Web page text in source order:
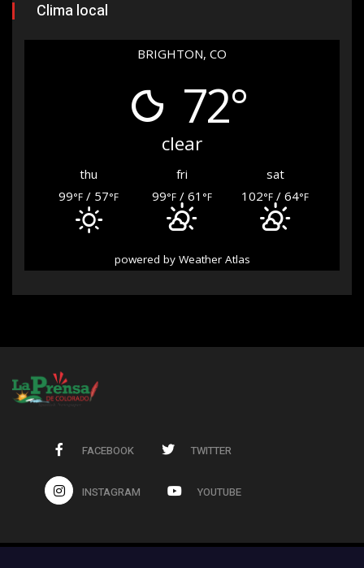
Clima local
BRIGHTON, CO
72°
clear
thu fri
sat
99°F / 57°F 99°F/ 61 °F 102°F / 64°F
powered by Weather Atlas
FACEBOOK TWITTER
INSTAGRAM YOUTUBE